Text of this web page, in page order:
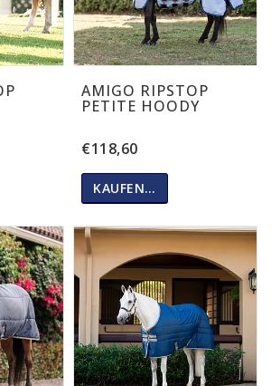
AMIGO RIPSTOP
PETITE HOODY
€118,60
KAUFEN…